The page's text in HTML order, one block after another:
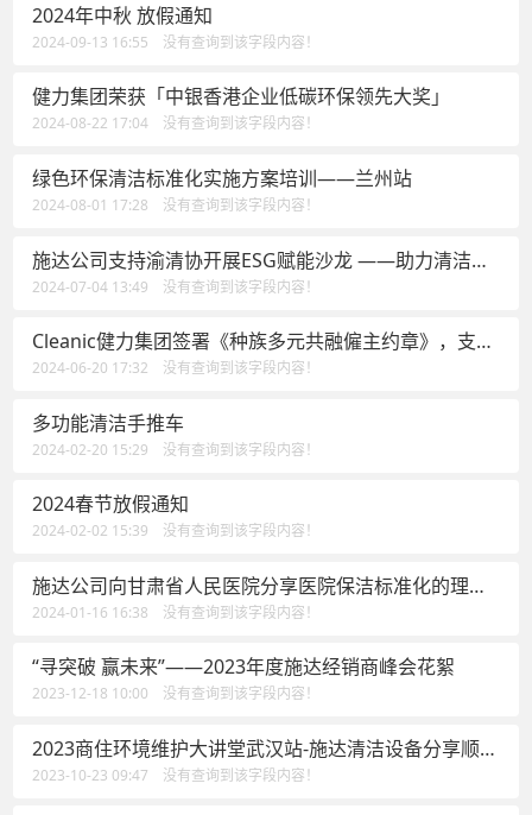
2024年中秋 放假通知
2024-09-13 16:55 没有查询到该字段内容！
健力集团荣获「中银香港企业低碳环保领先大奖」
2024-08-22 17:04 没有查询到该字段内容！
绿色环保清洁标准化实施方案培训——兰州站
2024-08-01 17:28 没有查询到该字段内容！
施达公司支持渝清协开展ESG赋能沙龙 ——助力清洁行
业建立可落地执行的解决方案
2024-07-04 13:49 没有查询到该字段内容！
Cleanic健力集团签署《种族多元共融僱主约章》，支持
种族共融平等
2024-06-20 17:32 没有查询到该字段内容！
多功能清洁手推车
2024-02-20 15:29 没有查询到该字段内容！
2024春节放假通知
2024-02-02 15:39 没有查询到该字段内容！
施达公司向甘肃省人民医院分享医院保洁标准化的理念
及落地案例的实践经验
2024-01-16 16:38 没有查询到该字段内容！
“寻突破 赢未来”——2023年度施达经销商峰会花絮
2023-12-18 10:00 没有查询到该字段内容！
2023商住环境维护大讲堂武汉站-施达清洁设备分享顺势
有为方能在物业竞争中取得领先
2023-10-23 09:47 没有查询到该字段内容！